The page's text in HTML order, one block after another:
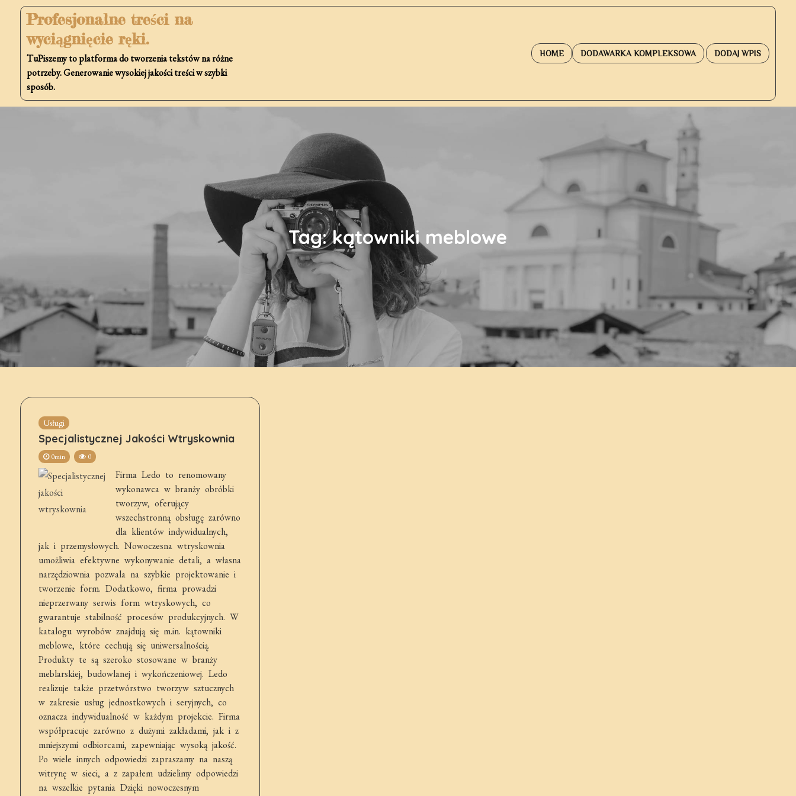
content
Profesjonalne treści na
wyciągnięcie ręki.
TuPiszemy to platforma do tworzenia tekstów na różne
potrzeby. Generowanie wysokiej jakości treści w szybki
sposób.
HOME DODAWARKA KOMPLEKSOWA DODAJ WPIS
Tag:kątowniki meblowe
Usługi
Specjalistycznej Jakości Wtryskownia
0min 0
Firma Ledo to renomowany
wykonawca w branży obróbki
tworzyw, oferujący
wszechstronną obsługę zarówno
dla klientów indywidualnych,
jak i przemysłowych. Nowoczesna wtryskownia
umożliwia efektywne wykonywanie detali, a własna
narzędziownia pozwala na szybkie projektowanie i
tworzenie form. Dodatkowo, firma prowadzi
nieprzerwany serwis form wtryskowych, co
gwarantuje stabilność procesów produkcyjnych. W
katalogu wyrobów znajdują się m.in. kątowniki
meblowe, które cechują się uniwersalnością.
Produkty te są szeroko stosowane w branży
meblarskiej, budowlanej i wykończeniowej. Ledo
realizuje także przetwórstwo tworzyw sztucznych
w zakresie usług jednostkowych i seryjnych, co
oznacza indywidualność w każdym projekcie. Firma
współpracuje zarówno z dużymi zakładami, jak i z
mniejszymi odbiorcami, zapewniając wysoką jakość.
Po wiele innych odpowiedzi zapraszamy na naszą
witrynę w sieci, a z zapałem udzielimy odpowiedzi
na wszelkie pytania Dzięki nowoczesnym